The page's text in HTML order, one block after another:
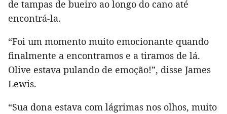
de tampas de bueiro ao longo do cano até
encontrá-la.
“Foi um momento muito emocionante quando
finalmente a encontramos e a tiramos de lá.
Olive estava pulando de emoção!”, disse James
Lewis.
“Sua dona estava com lágrimas nos olhos, muito